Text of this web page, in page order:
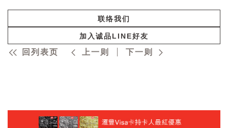
联络我们
加入诚品LINE好友
回列表页 上一则 下一则